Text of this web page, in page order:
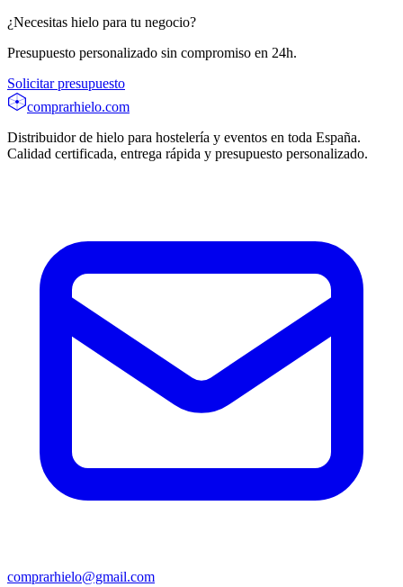
¿Necesitas hielo para tu negocio?
Presupuesto personalizado sin compromiso en 24h.
Solicitar presupuesto
comprarhielo.com
Distribuidor de hielo para hostelería y eventos en toda España.
Calidad certificada, entrega rápida y presupuesto personalizado.
comprarhielo@gmail.com